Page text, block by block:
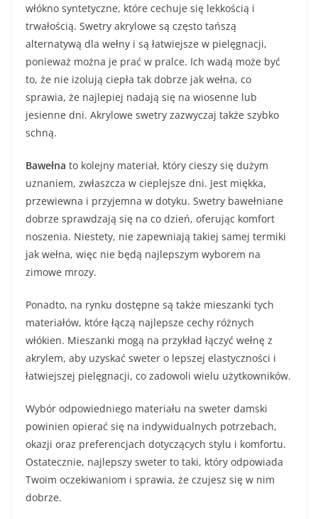
włókno syntetyczne, które cechuje się lekkością i
trwałością. Swetry akrylowe są często tańszą
alternatywą dla wełny i są łatwiejsze w pielęgnacji,
ponieważ można je prać w pralce. Ich wadą może być
to, że nie izolują ciepła tak dobrze jak wełna, co
sprawia, że najlepiej nadają się na wiosenne lub
jesienne dni. Akrylowe swetry zazwyczaj także szybko
schną.
Bawełna to kolejny materiał, który cieszy się dużym
uznaniem, zwłaszcza w cieplejsze dni. Jest miękka,
przewiewna i przyjemna w dotyku. Swetry bawełniane
dobrze sprawdzają się na co dzień, oferując komfort
noszenia. Niestety, nie zapewniają takiej samej termiki
jak wełna, więc nie będą najlepszym wyborem na
zimowe mrozy.
Ponadto, na rynku dostępne są także mieszanki tych
materiałów, które łączą najlepsze cechy różnych
włókien. Mieszanki mogą na przykład łączyć wełnę z
akrylem, aby uzyskać sweter o lepszej elastyczności i
łatwiejszej pielęgnacji, co zadowoli wielu użytkowników.
Wybór odpowiedniego materiału na sweter damski
powinien opierać się na indywidualnych potrzebach,
okazji oraz preferencjach dotyczących stylu i komfortu.
Ostatecznie, najlepszy sweter to taki, który odpowiada
Twoim oczekiwaniom i sprawia, że czujesz się w nim
dobrze.